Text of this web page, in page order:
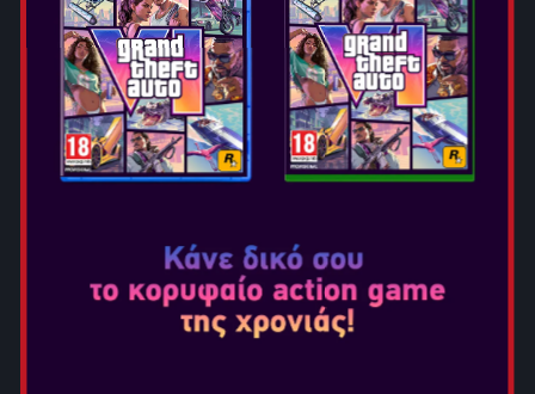
ΩΣ ΜΙΣΟ-ΞΩΤΙΚΟ
ΤΥΧΟΔΙΩΚΤΗΣ, ΕΞΑΠΟΛΥΣΤΕ
ΦΟΒΕΡΗ ΜΑΓΕΙΑ ΩΣ ΓΝΩΜΟΣ
ΜΥΣΤΗΣ, ΕΞΟΛΟΘΡΕΥΣΤΕ
ΤΟΥΣ ΕΧΘΡΟΥΣ ΩΣ ΝΑΝΟΣ
ΗΡΩΑ ΚΑΙ ΝΑ
ΔΗΜΙΟΥΡΓΗΣΕΤΕ, ΣΑΣ
ΠΕΡΙΜΕΝΟΥΝ ΑΠΙΣΤΕΥΤΕΣ
ΠΕΡΙΠΕΤΕΙΕΣ.